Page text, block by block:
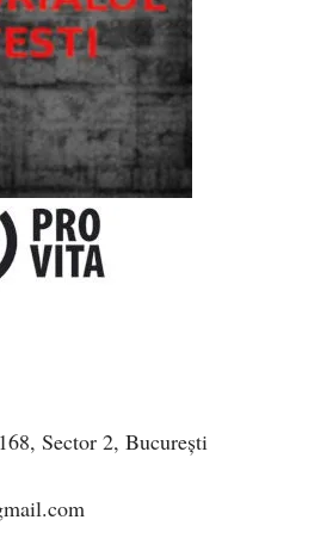
Sector 2, București